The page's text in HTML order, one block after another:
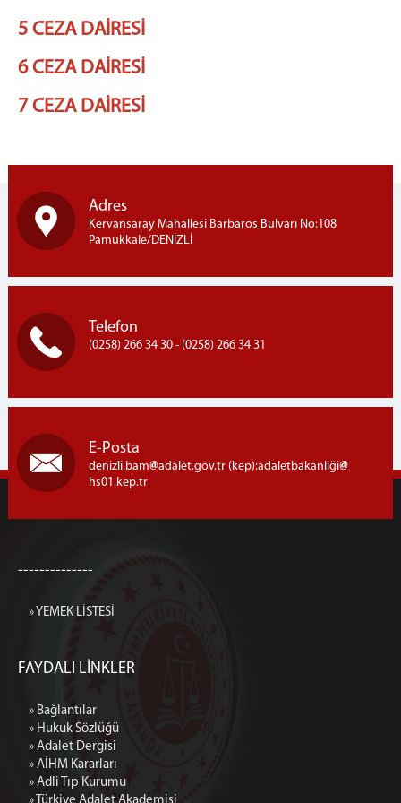
İş Bölümü
BİLİRKİŞİLİK BÖLGE KURULU
5 CEZA DAİRESİ
6 CEZA DAİRESİ
7 CEZA DAİRESİ
Adres
Kervansaray Mahallesi Barbaros Bulvarı No:108
Pamukkale/DENİZLİ
Telefon
(0258) 266 34 30 - (0258) 266 34 31
E-Posta
denizli.bam
adalet.gov.tr (kep):adaletbakanliği
hs01.kep.tr
--------------
» YEMEK LİSTESİ
FAYDALI LİNKLER
» Bağlantılar
» Hukuk Sözlüğü
» Adalet Dergisi
» AİHM Kararları
» Adli Tıp Kurumu